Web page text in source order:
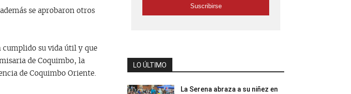
se aprobaron otros
cumplido su vida útil y que
de Coquimbo, la
de Coquimbo Oriente.
LO ÚLTIMO
La Serena abraza a su niñez en